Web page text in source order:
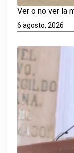
Ver o no ver la
6 agosto, 2026